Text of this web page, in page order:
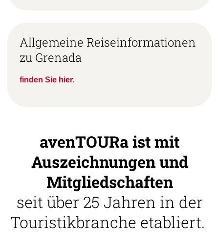
Allgemeine Reiseinformationen
zu Grenada
finden Sie hier.
avenTOURa ist mit
Auszeichnungen und
Mitgliedschaften
seit über 25 Jahren in der
Touristikbranche etabliert.